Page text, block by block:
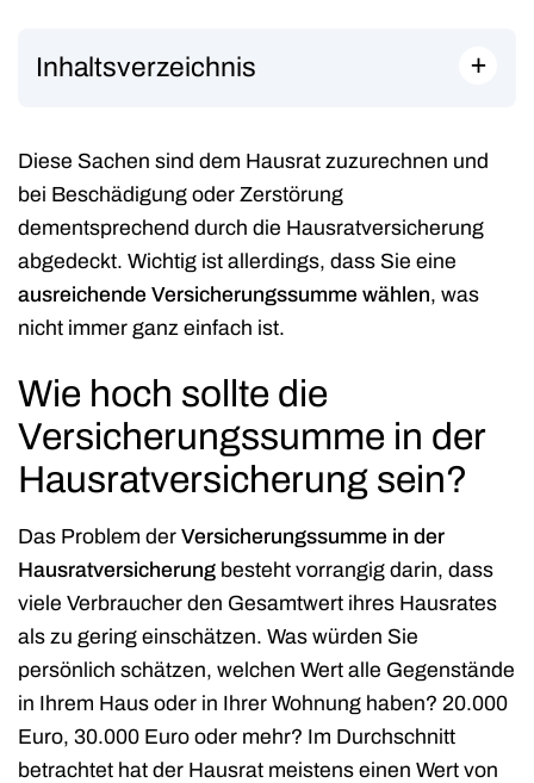
Inhaltsverzeichnis +
Diese Sachen sind dem Hausrat zuzurechnen und
bei Beschädigung oder Zerstörung
dementsprechend durch die Hausratversicherung
abgedeckt. Wichtig ist allerdings, dass Sie eine
ausreichende Versicherungssumme wählen, was
nicht immer ganz einfach ist.
Wie hoch sollte die
Versicherungssumme in der
Hausratversicherung sein?
Das Problem der Versicherungssumme in der
Hausratversicherung besteht vorrangig darin, dass
viele Verbraucher den Gesamtwert ihres Hausrates
als zu gering einschätzen. Was würden Sie
persönlich schätzen, welchen Wert alle Gegenstände
in Ihrem Haus oder in Ihrer Wohnung haben? 20.000
Euro, 30.000 Euro oder mehr? Im Durchschnitt
betrachtet hat der Hausrat meistens einen Wert von